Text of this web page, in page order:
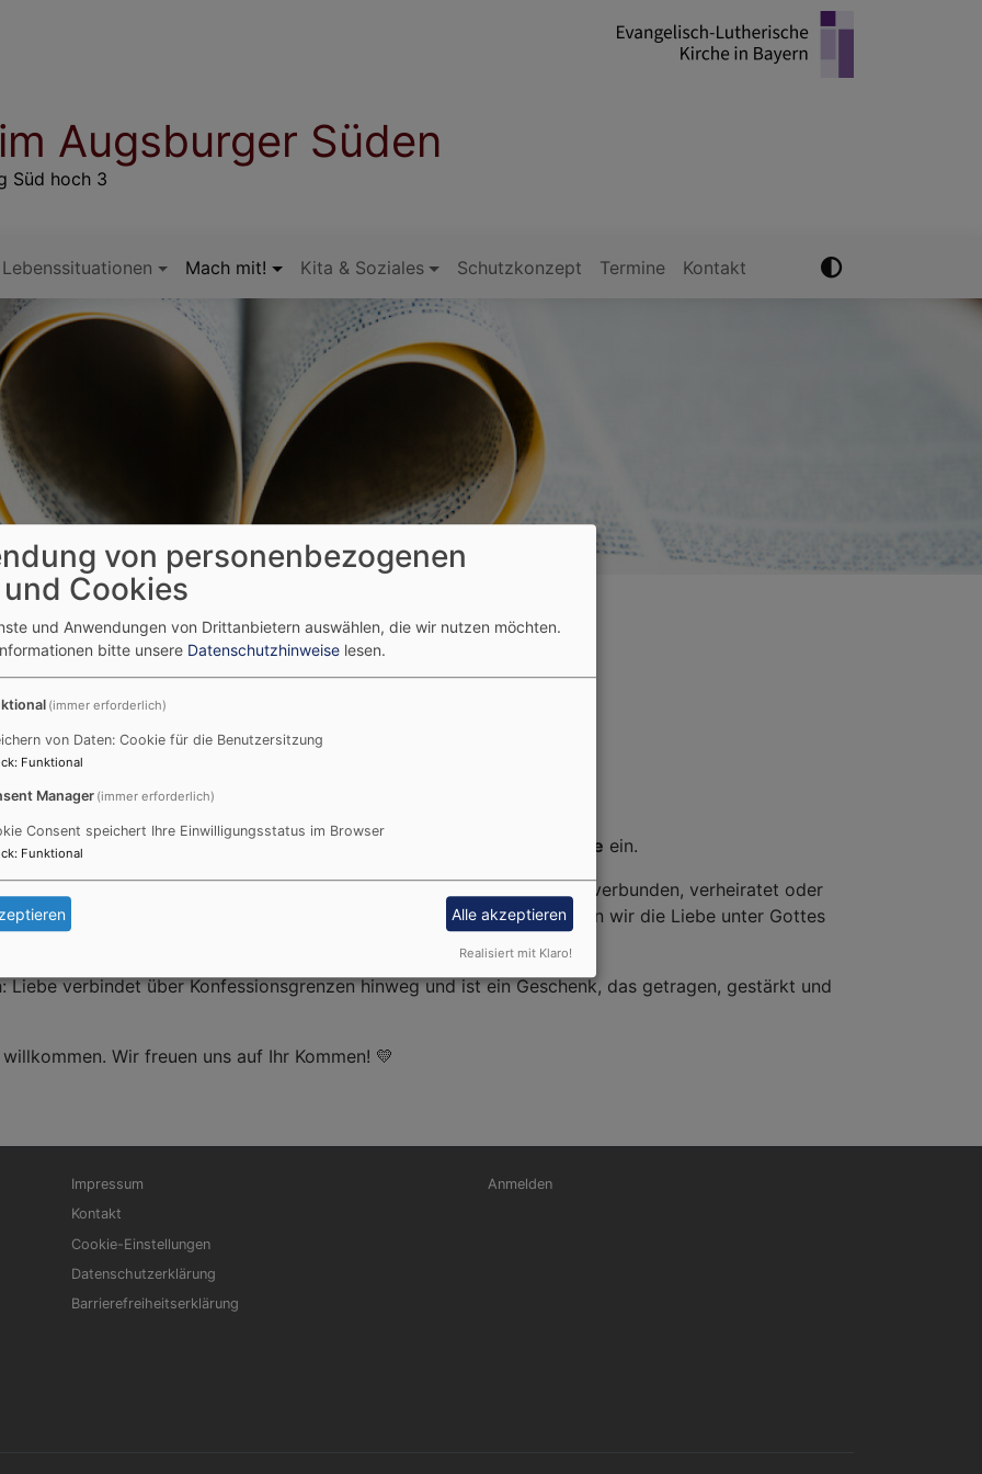
Augsburger Süden
Süd hoch 3
Lebenssituationen Mach mit! Kita & Soziales Schutzkonzept Termine Kontakt
für Liebende
zurÖkumenischen Andacht für Liebende Dreifaltigkeitskirche ein.
ihre Liebe feiern möchten – ganz gleich, ob frisch verliebt, langjährig verbunden, verheiratet oder
Atmosphäre, mit Musik, Gebet und persönlichen Impulsen, stellen wir die Liebe unter Gottes
verbindet über Konfessionsgrenzen hinweg und ist ein Geschenk, das getragen, gestärkt und
Wir freuen uns auf Ihr Kommen! 💛
Fußbereichsmenü
Impressum
Kontakt
Cookie-Einstellungen
Datenschutzerklärung
Barrierefreiheitserklärung
Benutzermenü
Anmelden
von personenbezogenen
Cookies
und Anwendungen von Drittanbietern auswählen, die wir nutzen möchten.
bitte unsere Datenschutzhinweise lesen.
(immer erforderlich)
von Daten: Cookie für die Benutzersitzung
: Funktional
Manager (immer erforderlich)
Consent speichert Ihre Einwilligungsstatus im Browser
: Funktional
Alle akzeptieren
Realisiert mit Klaro!